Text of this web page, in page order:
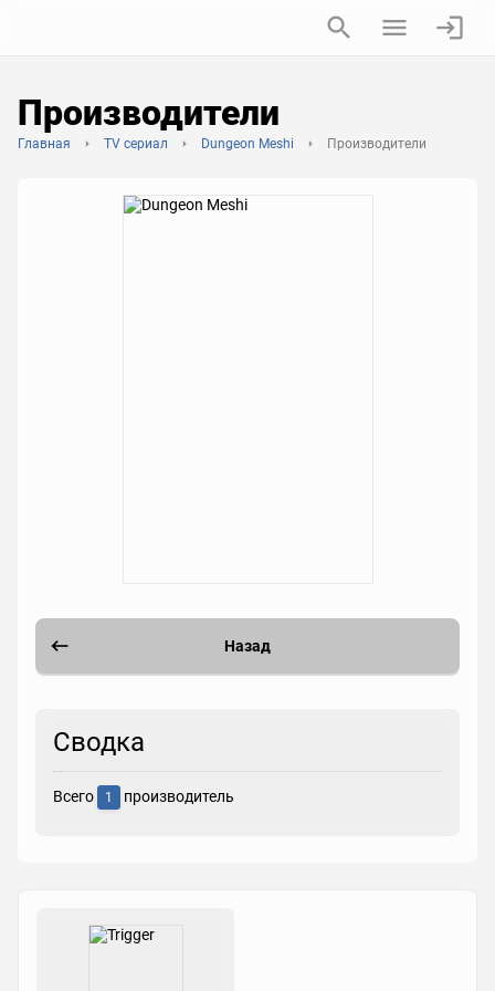
Производители
Главная TV сериал Dungeon Meshi Производители
Назад
Сводка
Всего 1 производитель